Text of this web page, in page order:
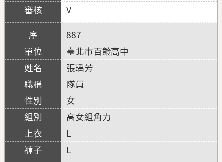
V
887
臺北市百齡高中
張瑀芳
隊員
女
高女組角力
L
L